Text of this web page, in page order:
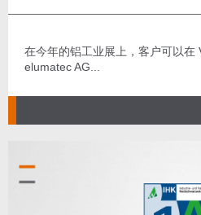
在今年的铝工业展上，客户可以在
elumatec AG...